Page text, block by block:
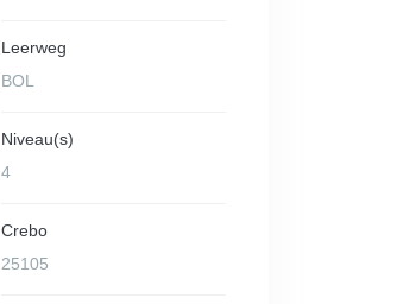
Leerweg
BOL
Niveau(s)
4
Crebo
25105